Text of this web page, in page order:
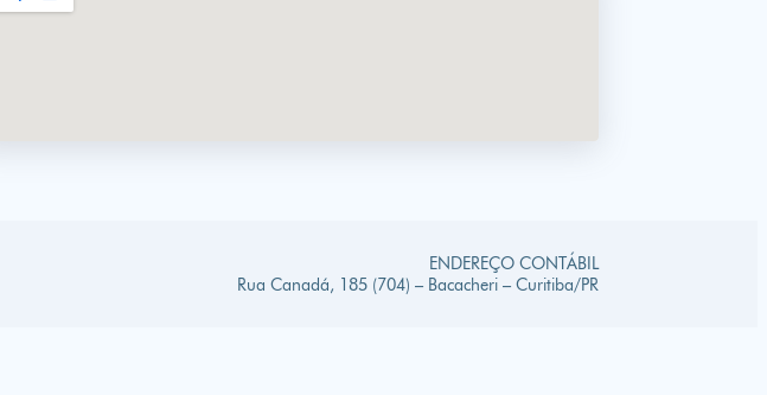
ENDEREÇO CONTÁBIL
Rua Canadá, 185 (704) – Bacacheri – Curitiba/PR